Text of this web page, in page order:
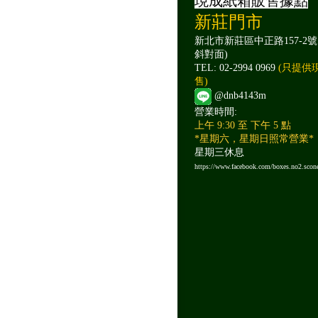
新莊門市
新北市新莊區中正路157-2
斜對面)
TEL: 02-2994 0969 (只提供
售)
@dnb4143m
營業時間:
上午 9:30 至 下午 5 點
*星期六，星期日照常營業*
星期三休息
https://www.facebook.com/